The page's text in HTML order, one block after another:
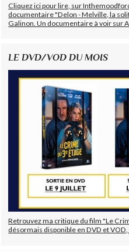
Cliquez ici pour lire, sur
documentaire "Delon - Melville, la
Galinon. Un documentaire à voir sur
LE DVD/VOD DU MOIS
Retrouvez ma critique du film "Le
désormais disponible en DVD et VOD,